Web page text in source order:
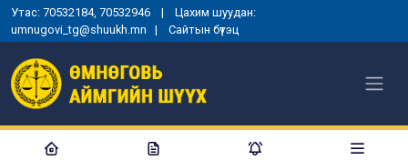
Утас: 70532184, 70532946 | Цахим шуудан:
umnugovi_tg@shuukh.mn | Сайтын бүтэц